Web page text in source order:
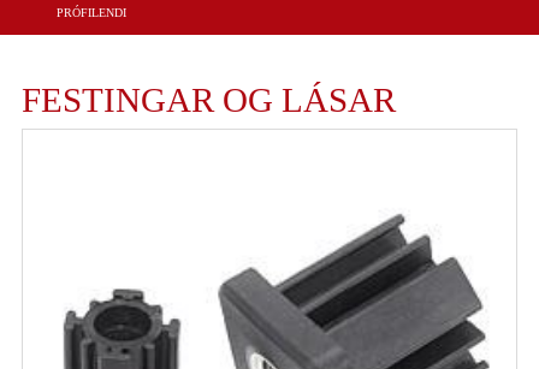
PRÓFILENDI
FESTINGAR OG LÁSAR